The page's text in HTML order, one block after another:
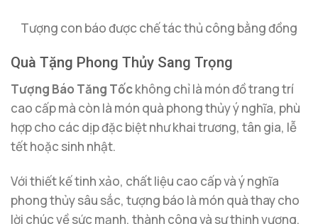
Tượng con báo được chế tác thủ công bằng đồng
Quà Tặng Phong Thủy Sang Trọng
Tượng Báo Tăng Tốckhông chỉ là món đồ trang trí
cao cấp mà còn là món quà phong thủy ý nghĩa, phù
hợp cho các dịp đặc biệt như khai trương, tân gia, lễ
tết hoặc sinh nhật.
Với thiết kế tinh xảo, chất liệu cao cấp và ý nghĩa
phong thủy sâu sắc, tượng báo là món quà thay cho
lời chúc về sức mạnh, thành công và sự thịnh vượng,